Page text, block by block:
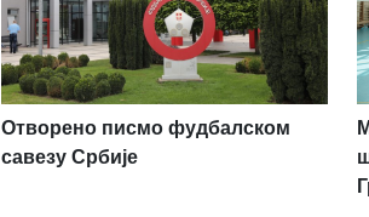
Отворено писмо фудбалском
савезу Србије